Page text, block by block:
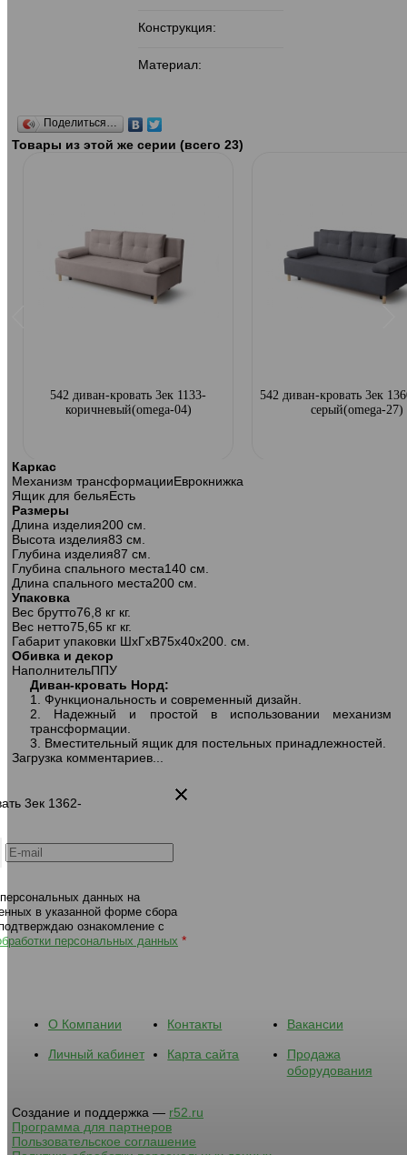
Конструкция:
Материал:
Поделиться…
Товары из этой же серии (всего 23)
542 диван-кровать 3ек 1133-
коричневый(omega-04)
542 диван-кровать 3ек
серый(omega-27)
542 диван-кровать 2ек-1пф 194 сер 542 диван-кровать 2ек-
Каркас
Механизм трансформацииЕврокнижка
Ящик для бельяЕсть
Размеры
Длина изделия200 см.
Высота изделия83 см.
Глубина изделия87 см.
Глубина спального места140 см.
Длина спального места200 см.
Упаковка
Вес брутто76,8 кг кг.
Вес нетто75,65 кг кг.
Габарит упаковки ШхГхВ75х40х200. см.
Обивка и декор
НаполнительППУ
Диван-кровать Норд:
1. Функциональность и современный дизайн.
2. Надежный и простой в использовании механизм
трансформации.
3. Вместительный ящик для постельных принадлежностей.
Загрузка комментариев...
3ек 1362-
данных на
в указанной форме сбора
ознакомление с
персональных данных *
О Компании Контакты Вакансии
Личный кабинет Карта сайта
Продажа
оборудования
Создание и поддержка — r52.ru
Программа для партнеров
Пользовательское соглашение